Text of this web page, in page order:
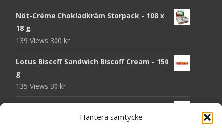
Hantera samtycke
Nöt-Créme Chokladkräm Storpack - 108 x
18 g
139 Views 300 kr
Lotus Biscoff Sandwich Biscoff Cream - 150
g
135 Views 30 kr